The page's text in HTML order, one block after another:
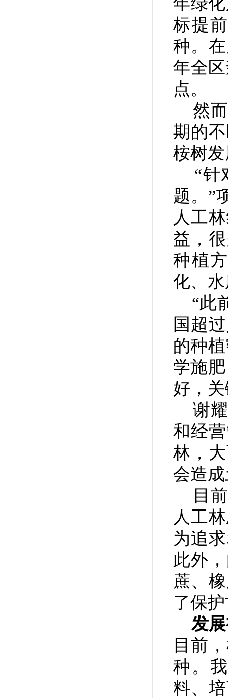
标提
种。
年全
点。
然而
期的
桉树
“针
题。”
人工
益，
种植
化、
“此
国超
的种
学施
好，
谢耀
和经
林，
会造
目前
人工
为追
此外
蔗、
了保
发展
目前
种。
料、